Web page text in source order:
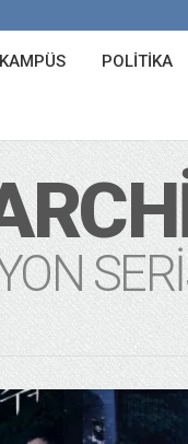
KAMPÜS POLITIKA